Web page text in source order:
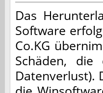
Das
Software
Co.KG
Schäden,
Datenverlust).